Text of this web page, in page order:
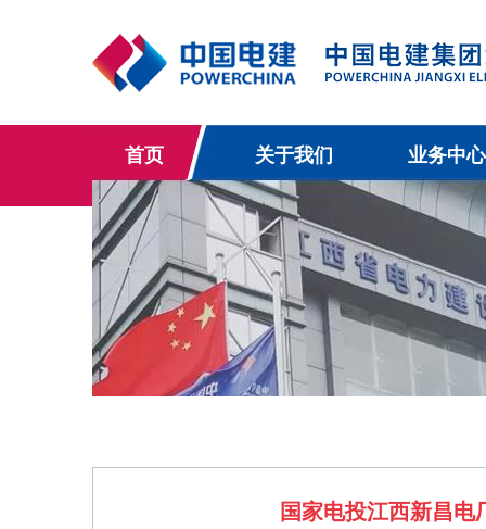
首页 关于我们 业务中心
国家电投江西新昌电